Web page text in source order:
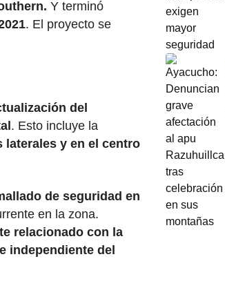
Y terminó
. El proyecto se
del
. Esto incluye la
y en el centro
de seguridad en
en la zona.
relacionado con la
independiente del